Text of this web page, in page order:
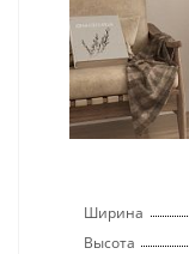
Ширина
Высота